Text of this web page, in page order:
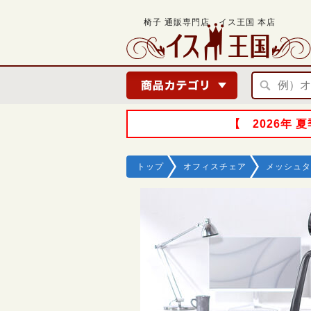
椅子 通販専門店 イス王国 本店
【 2026年 夏
トップ オフィスチェア メッシュ